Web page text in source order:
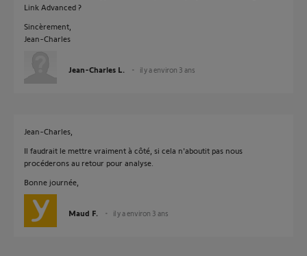
Link Advanced ?
Sincèrement,
Jean-Charles
Jean-Charles L. il y a environ 3 ans
Jean-Charles,
Il faudrait le mettre vraiment à côté, si cela n'aboutit pas nous
procéderons au retour pour analyse.
Bonne journée,
Maud F. il y a environ 3 ans